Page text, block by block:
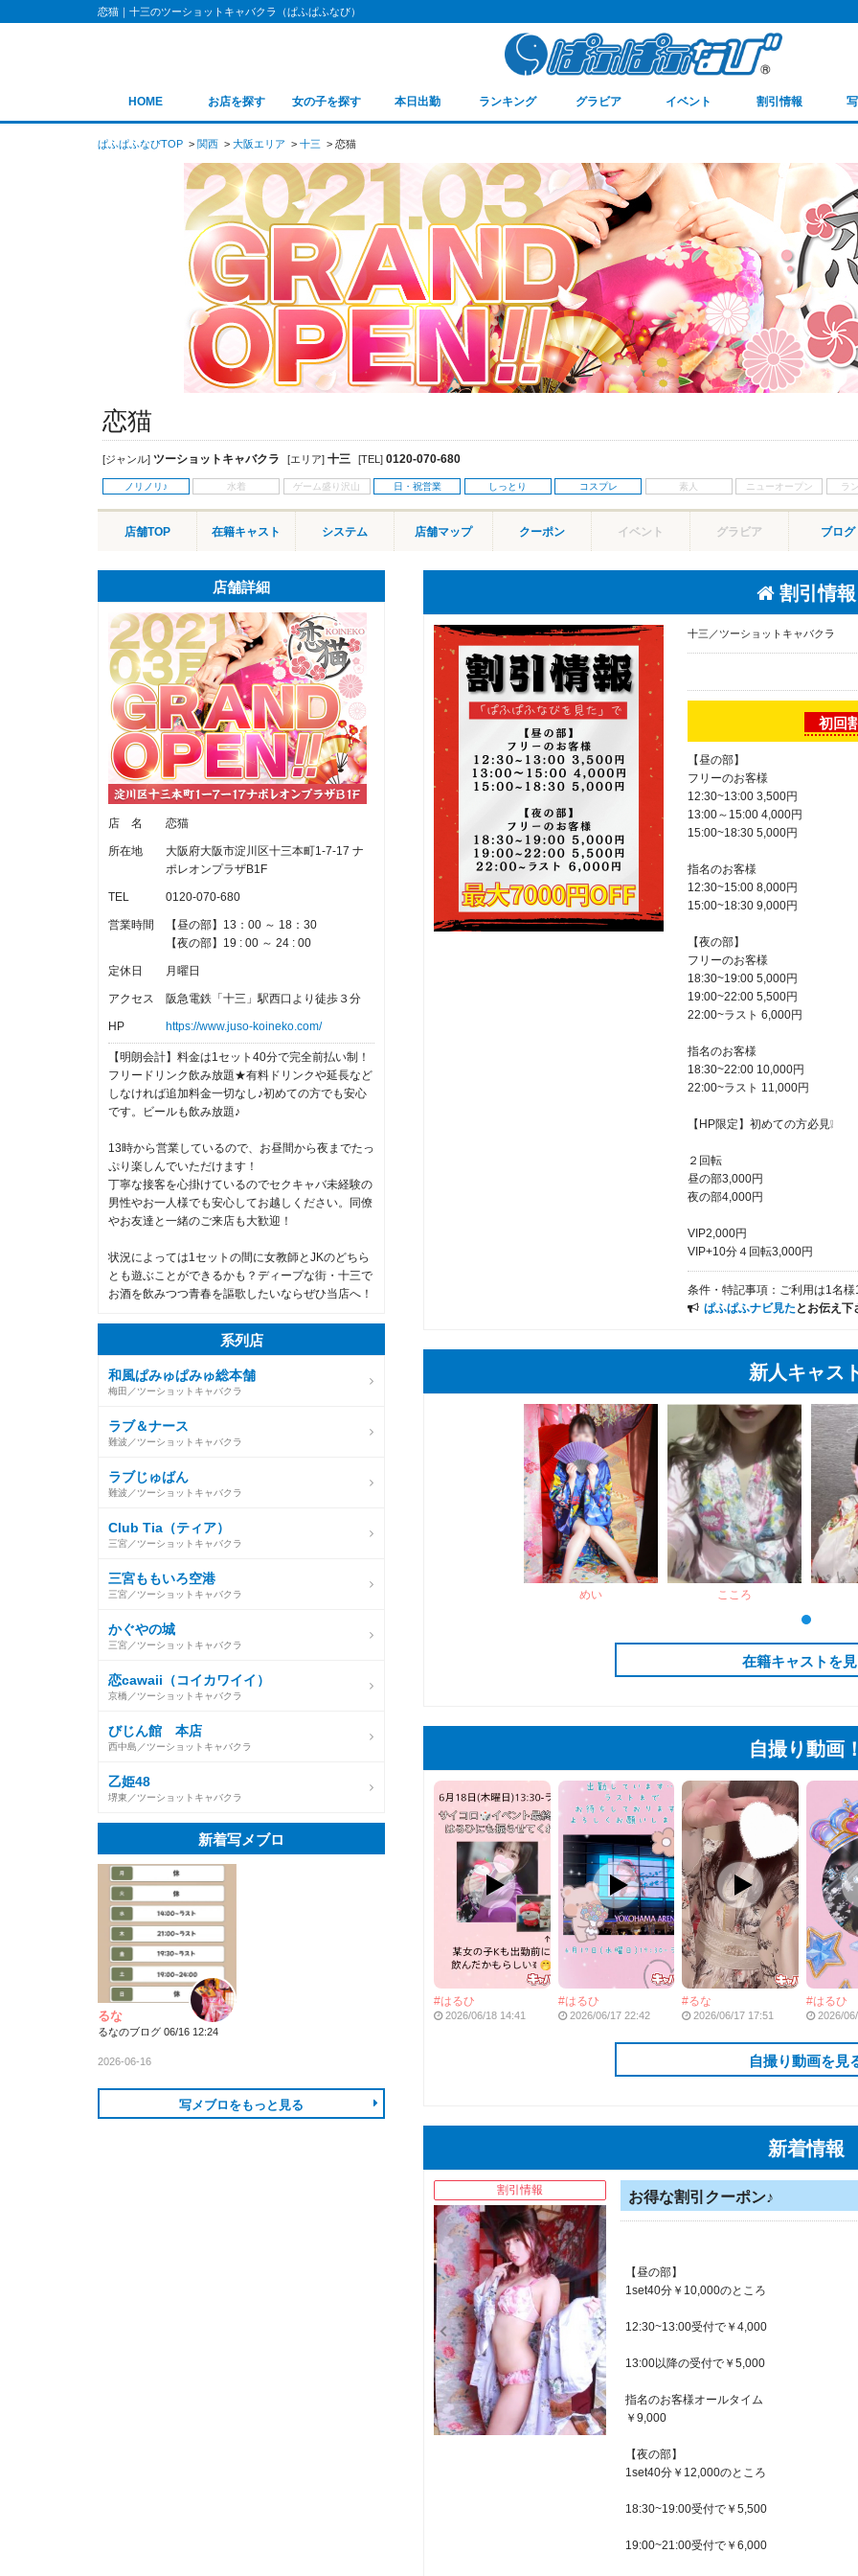
HOME お店を探す 女の子を探す 本日出勤 ランキング グラビア イベント 割引情報
恋猫｜十三のツーショットキャバクラ（ぱふぱふなび）
ぱふぱふなびTOP 関西 大阪エリア 十三 恋猫
恋猫
[ジャンル] ツーショットキャバクラ [エリア] 十三 [TEL] 0120-070-680
ノリノリ♪ 日・祝営業 しっとり コスプレ
店舗TOP 在籍キャスト システム 店舗マップ クーポン イベント グラビア ブログ
割引情報
十三／ツーショットキャバクラ
初回
【昼の部】
フリーのお客様
12:30~13:00 3,500円
13:00～15:00 4,000円
15:00~18:30 5,000円
指名のお客様
12:30~15:00 8,000円
15:00~18:30 9,000円
【夜の部】
フリーのお客様
18:30~19:00 5,000円
19:00~22:00 5,500円
22:00~ラスト 6,000円
指名のお客様
18:30~22:00 10,000円
22:00~ラスト 11,000円
【HP限定】初めての方必見❕
２回転
昼の部3,000円
夜の部4,000円
VIP2,000円
VIP+10分４回転3,000円
条件・特記事項： ご利用は1名
ぱふぱふナビ見た とお伝え下
新人キャス
めい こころ
在籍キャストを
自撮り動画！
はるひ
2026/06/18 14:41
はるひ
2026/06/17 22:42
るな
2026/06/17 17:51
はるひ
2026/
自撮り動画を見
新着情報
割引情報 お得な割引クーポン♪
【昼の部】
1set40分￥10,000のところ
12:30~13:00受付で￥4,000
13:00以降の受付で￥5,000
指名のお客様オールタイム
￥9,000
【夜の部】
1set40分￥12,000のところ
18:30~19:00受付で￥5,500
19:00~21:00受付で￥6,000
店舗詳細
店 名 恋猫
所在地
大阪府大阪市淀川区十三本町1-7-17 ナ
ポレオンプラザB1F
TEL 0120-070-680
営業時間
【昼の部】13：00 ～ 18：30
【夜の部】19 : 00 ～ 24 : 00
定休日 月曜日
アクセス 阪急電鉄「十三」駅西口より徒歩３分
HP https://www.juso-koineko.com/
【明朗会計】料金は1セット40分で完全前払い制！
フリードリンク飲み放題★有料ドリンクや延長など
しなければ追加料金一切なし♪初めての方でも安心
です。ビールも飲み放題♪
13時から営業しているので、お昼間から夜までたっ
ぷり楽しんでいただけます！
丁寧な接客を心掛けているのでセクキャバ未経験の
男性やお一人様でも安心してお越しください。同僚
やお友達と一緒のご来店も大歓迎！
状況によっては1セットの間に女教師とJKのどちら
とも遊ぶことができるかも？ディープな街・十三で
お酒を飲みつつ青春を謳歌したいならぜひ当店へ！
系列店
和風ぱみゅぱみゅ総本舗
梅田／ツーショットキャバクラ
ラブ＆ナース
難波／ツーショットキャバクラ
ラブじゅばん
難波／ツーショットキャバクラ
Club Tia（ティア）
三宮／ツーショットキャバクラ
三宮ももいろ空港
三宮／ツーショットキャバクラ
かぐやの城
三宮／ツーショットキャバクラ
恋cawaii（コイカワイイ）
京橋／ツーショットキャバクラ
びじん館 本店
西中島／ツーショットキャバクラ
乙姫48
堺東／ツーショットキャバクラ
新着写メブロ
るな
るなのブログ 06/16 12:24
2026-06-16
写メブロをもっと見る